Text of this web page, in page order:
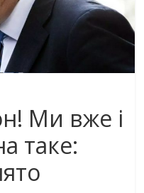
Ми вже і
таке: